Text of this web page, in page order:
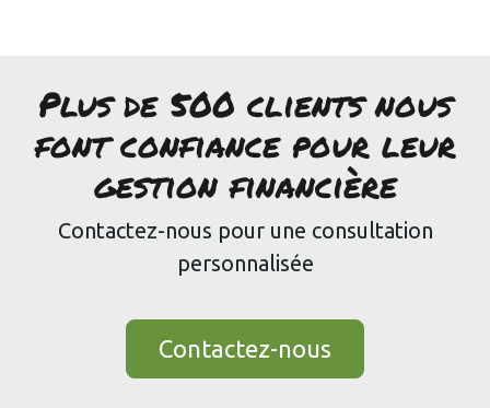
Plus de 500 clients nous
font confiance pour leur
gestion financière
Contactez-nous pour une consultation
personnalisée
Contactez-nous